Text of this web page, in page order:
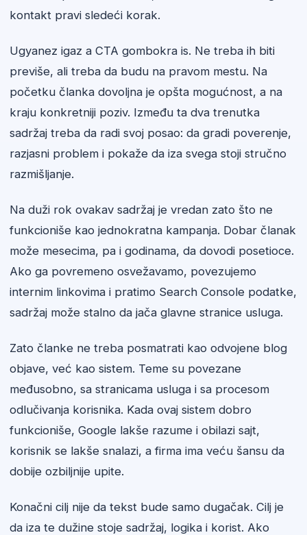
kontakt pravi sledeći korak.
Ugyanez igaz a CTA gombokra is. Ne treba ih biti
previše, ali treba da budu na pravom mestu. Na
početku članka dovoljna je opšta mogućnost, a na
kraju konkretniji poziv. Između ta dva trenutka
sadržaj treba da radi svoj posao: da gradi poverenje,
razjasni problem i pokaže da iza svega stoji stručno
razmišljanje.
Na duži rok ovakav sadržaj je vredan zato što ne
funkcioniše kao jednokratna kampanja. Dobar članak
može mesecima, pa i godinama, da dovodi posetioce.
Ako ga povremeno osvežavamo, povezujemo
internim linkovima i pratimo Search Console podatke,
sadržaj može stalno da jača glavne stranice usluga.
Zato članke ne treba posmatrati kao odvojene blog
objave, već kao sistem. Teme su povezane
međusobno, sa stranicama usluga i sa procesom
odlučivanja korisnika. Kada ovaj sistem dobro
funkcioniše, Google lakše razume i obilazi sajt,
korisnik se lakše snalazi, a firma ima veću šansu da
dobije ozbiljnije upite.
Konačni cilj nije da tekst bude samo dugačak. Cilj je
da iza te dužine stoje sadržaj, logika i korist. Ako